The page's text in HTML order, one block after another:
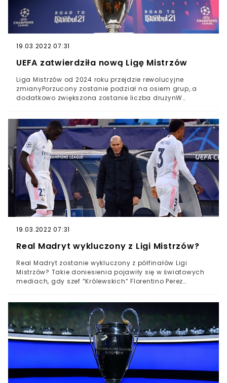
także groźba kolejnych sankcji spowodowała, że jeszcze
we wtorek zaczęły się wykruszać pierwsze kluby.
19.03.2022 07:31
UEFA zatwierdziła nową Ligę Mistrzów
Liga Mistrzów od 2024 roku przejdzie rewolucyjne
zmianyPorzucony zostanie podział na osiem grup, a
dodatkowo zwiększona zostanie liczba drużynW
przez rewolucyjne zmiany. W poniedziałek Komitet
Wykonawczy UEFA jednogłośną decyzją zatwierdził
nowy format rozgrywek, który ma wejść w życie od
sezonu 2024/2025.O wprowadzonych zmianach mówiło
się już od dłuższego czasu. Kibice będą musieli się
pożegnać z ośmiome czterozespołowymi grupami w
fazie grupowej. W nowym formacie weźmie udział nie
32, a 36. zespołów, które w pierwszej utworzą jedną,
wielką grupę.
19.03.2022 07:31
Real Madryt wykluczony z Ligi Mistrzów?
Real Madryt zostanie wykluczony z półfinałów Ligi
Mistrzów? Takie doniesienia pojawiły się w światowych
mediach, gdy szef “Królewskich” Florentino Perez
zdradził, czy hiszpański klub faktycznie zostanie
zdyskwalifikowany.